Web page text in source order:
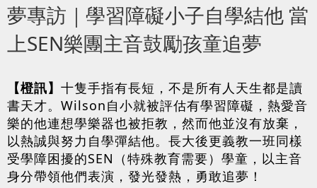
夢專訪｜學習障礙小子自學結他 當
上SEN樂團主音鼓勵孩童追夢
【橙訊】 十隻手指有長短，不是所有人天生都是讀
書天才。Wilson自小就被評估有學習障礙，熱愛音
樂的他連想學樂器也被拒教，然而他並沒有放棄，
以熱誠與努力自學彈結他。長大後更義教一班同樣
受學障困擾的SEN（特殊教育需要）學童，以主音
身分帶領他們表演，發光發熱，勇敢追夢！